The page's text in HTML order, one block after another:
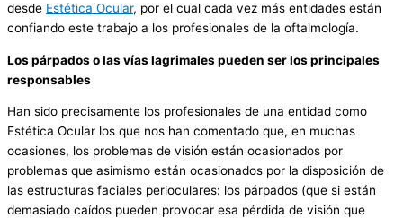
desde Estética Ocular, por el cual cada vez más entidades están
confiando este trabajo a los profesionales de la oftalmología.
Los párpados o las vías lagrimales pueden ser los principales
responsables
Han sido precisamente los profesionales de una entidad como
Estética Ocular los que nos han comentado que, en muchas
ocasiones, los problemas de visión están ocasionados por
problemas que asimismo están ocasionados por la disposición de
las estructuras faciales perioculares: los párpados (que si están
demasiado caídos pueden provocar esa pérdida de visión que